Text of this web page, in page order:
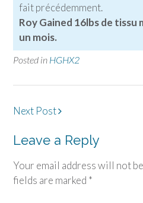
fait précédemment.
Roy Gained 16lbs de tissu
un mois.
Posted in HGHX2
Post
Next Post
Leave a Reply
Your email address will not
fields are marked *